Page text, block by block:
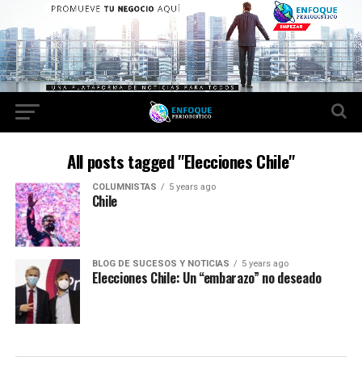
All posts tagged "Elecciones Chile"
COLUMNISTAS 5 years ago
Chile
BLOG DE SUCESOS Y NOTICIAS 5 years ago
Elecciones Chile: Un “embarazo” no deseado